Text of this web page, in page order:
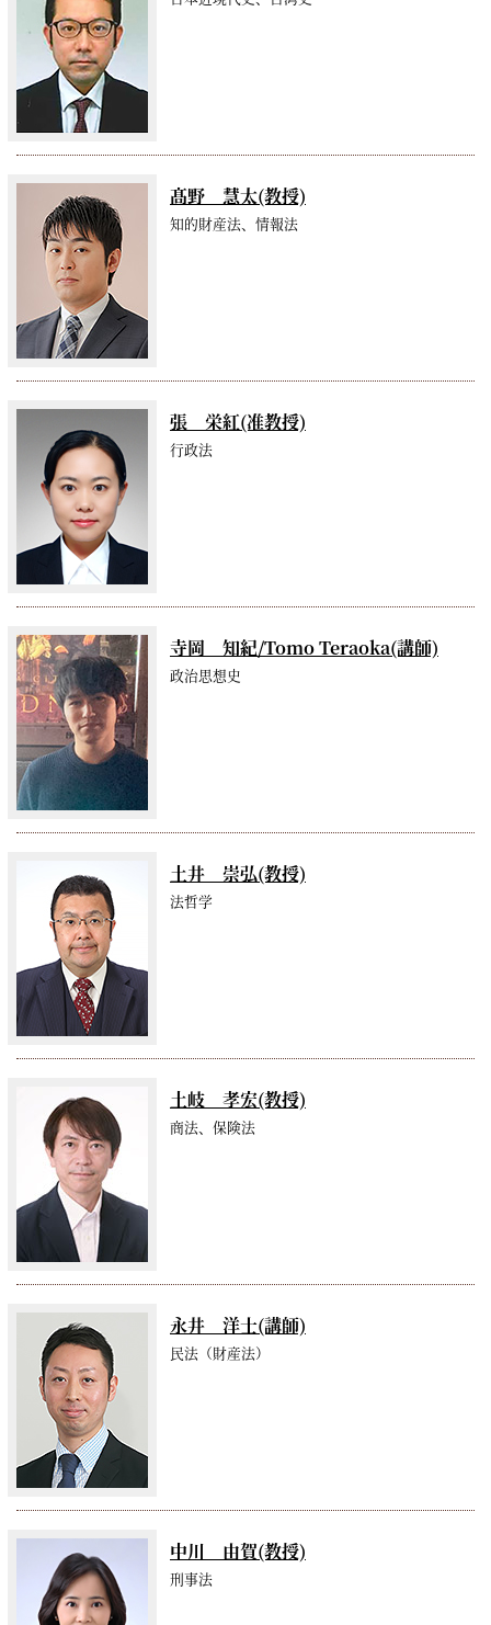
髙野 慧太(教授)
知的財産法、情報法
張 栄紅(准教授)
行政法
寺岡 知紀/Tomo Teraoka(講師)
政治思想史
土井 崇弘(教授)
法哲学
土岐 孝宏(教授)
商法、保険法
永井 洋士(講師)
民法（財産法）
中川 由賀(教授)
刑事法